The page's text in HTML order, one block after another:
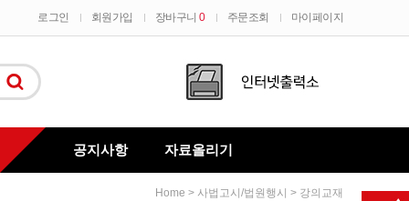
로그인 회원가입 장바구니 0 주문조회 마이페이지
공지사항 자료올리기
Home > 사법고시/법원행시 > 강의교재